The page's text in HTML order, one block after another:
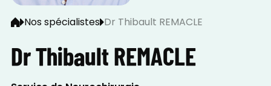
Nos spécialistes Dr Thibault REMACLE
Dr Thibault REMACLE